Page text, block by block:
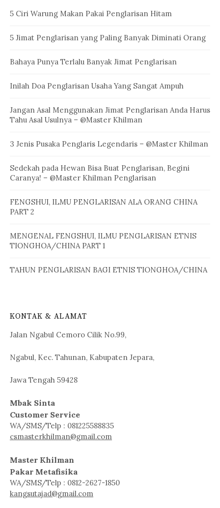
5 Ciri Warung Makan Pakai Penglarisan Hitam
5 Jimat Penglarisan yang Paling Banyak Diminati Orang
Bahaya Punya Terlalu Banyak Jimat Penglarisan
Inilah Doa Penglarisan Usaha Yang Sangat Ampuh
Jangan Asal Menggunakan Jimat Penglarisan Anda Harus
Tahu Asal Usulnya – @Master Khilman
3 Jenis Pusaka Penglaris Legendaris – @Master Khilman
Sedekah pada Hewan Bisa Buat Penglarisan, Begini
Caranya! – @Master Khilman Penglarisan
FENGSHUI, ILMU PENGLARISAN ALA ORANG CHINA
PART 2
MENGENAL FENGSHUI, ILMU PENGLARISAN ETNIS
TIONGHOA/CHINA PART 1
TAHUN PENGLARISAN BAGI ETNIS TIONGHOA/CHINA
KONTAK & ALAMAT
Jalan Ngabul Cemoro Cilik No.99,
Ngabul, Kec. Tahunan, Kabupaten Jepara,
Jawa Tengah 59428
Mbak Sinta
Customer Service
WA/SMS/Telp : 081225588835
csmasterkhilman@gmail.com
Master Khilman
Pakar Metafisika
WA/SMS/Telp : 0812-2627-1850
kangsutajad@gmail.com